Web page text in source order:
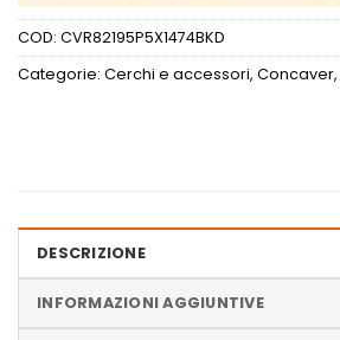
COD: CVR82195P5X1474BKD
Categorie: Cerchi e accessori, Concaver,
DESCRIZIONE
INFORMAZIONI AGGIUNTIVE